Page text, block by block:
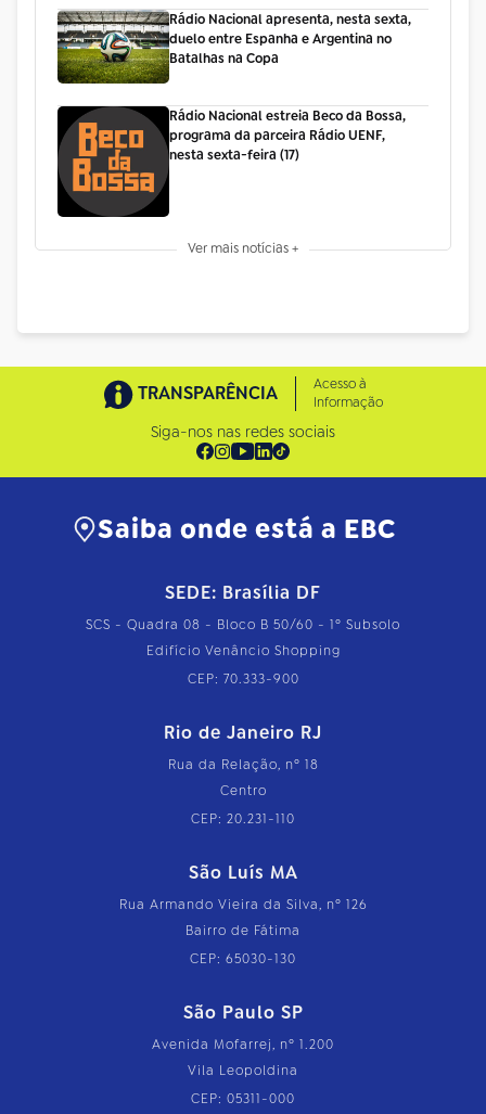
Rádio Nacional apresenta, nesta sexta,
duelo entre Espanha e Argentina no
Batalhas na Copa
Rádio Nacional estreia Beco da Bossa,
programa da parceira Rádio UENF,
nesta sexta-feira (17)
Ver mais notícias +
TRANSPARÊNCIA
Acesso à
Informação
Siga-nos nas redes sociais
Saiba onde está a EBC
SEDE: Brasília DF
SCS - Quadra 08 - Bloco B 50/60 - 1º Subsolo
Edifício Venâncio Shopping
CEP: 70.333-900
Rio de Janeiro RJ
Rua da Relação, nº 18
Centro
CEP: 20.231-110
São Luís MA
Rua Armando Vieira da Silva, nº 126
Bairro de Fátima
CEP: 65030-130
São Paulo SP
Avenida Mofarrej, nº 1.200
Vila Leopoldina
CEP: 05311-000